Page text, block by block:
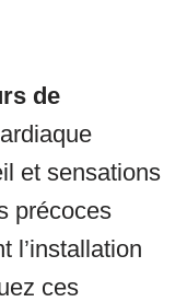
de
et sensations
précoces
l’installation
ces